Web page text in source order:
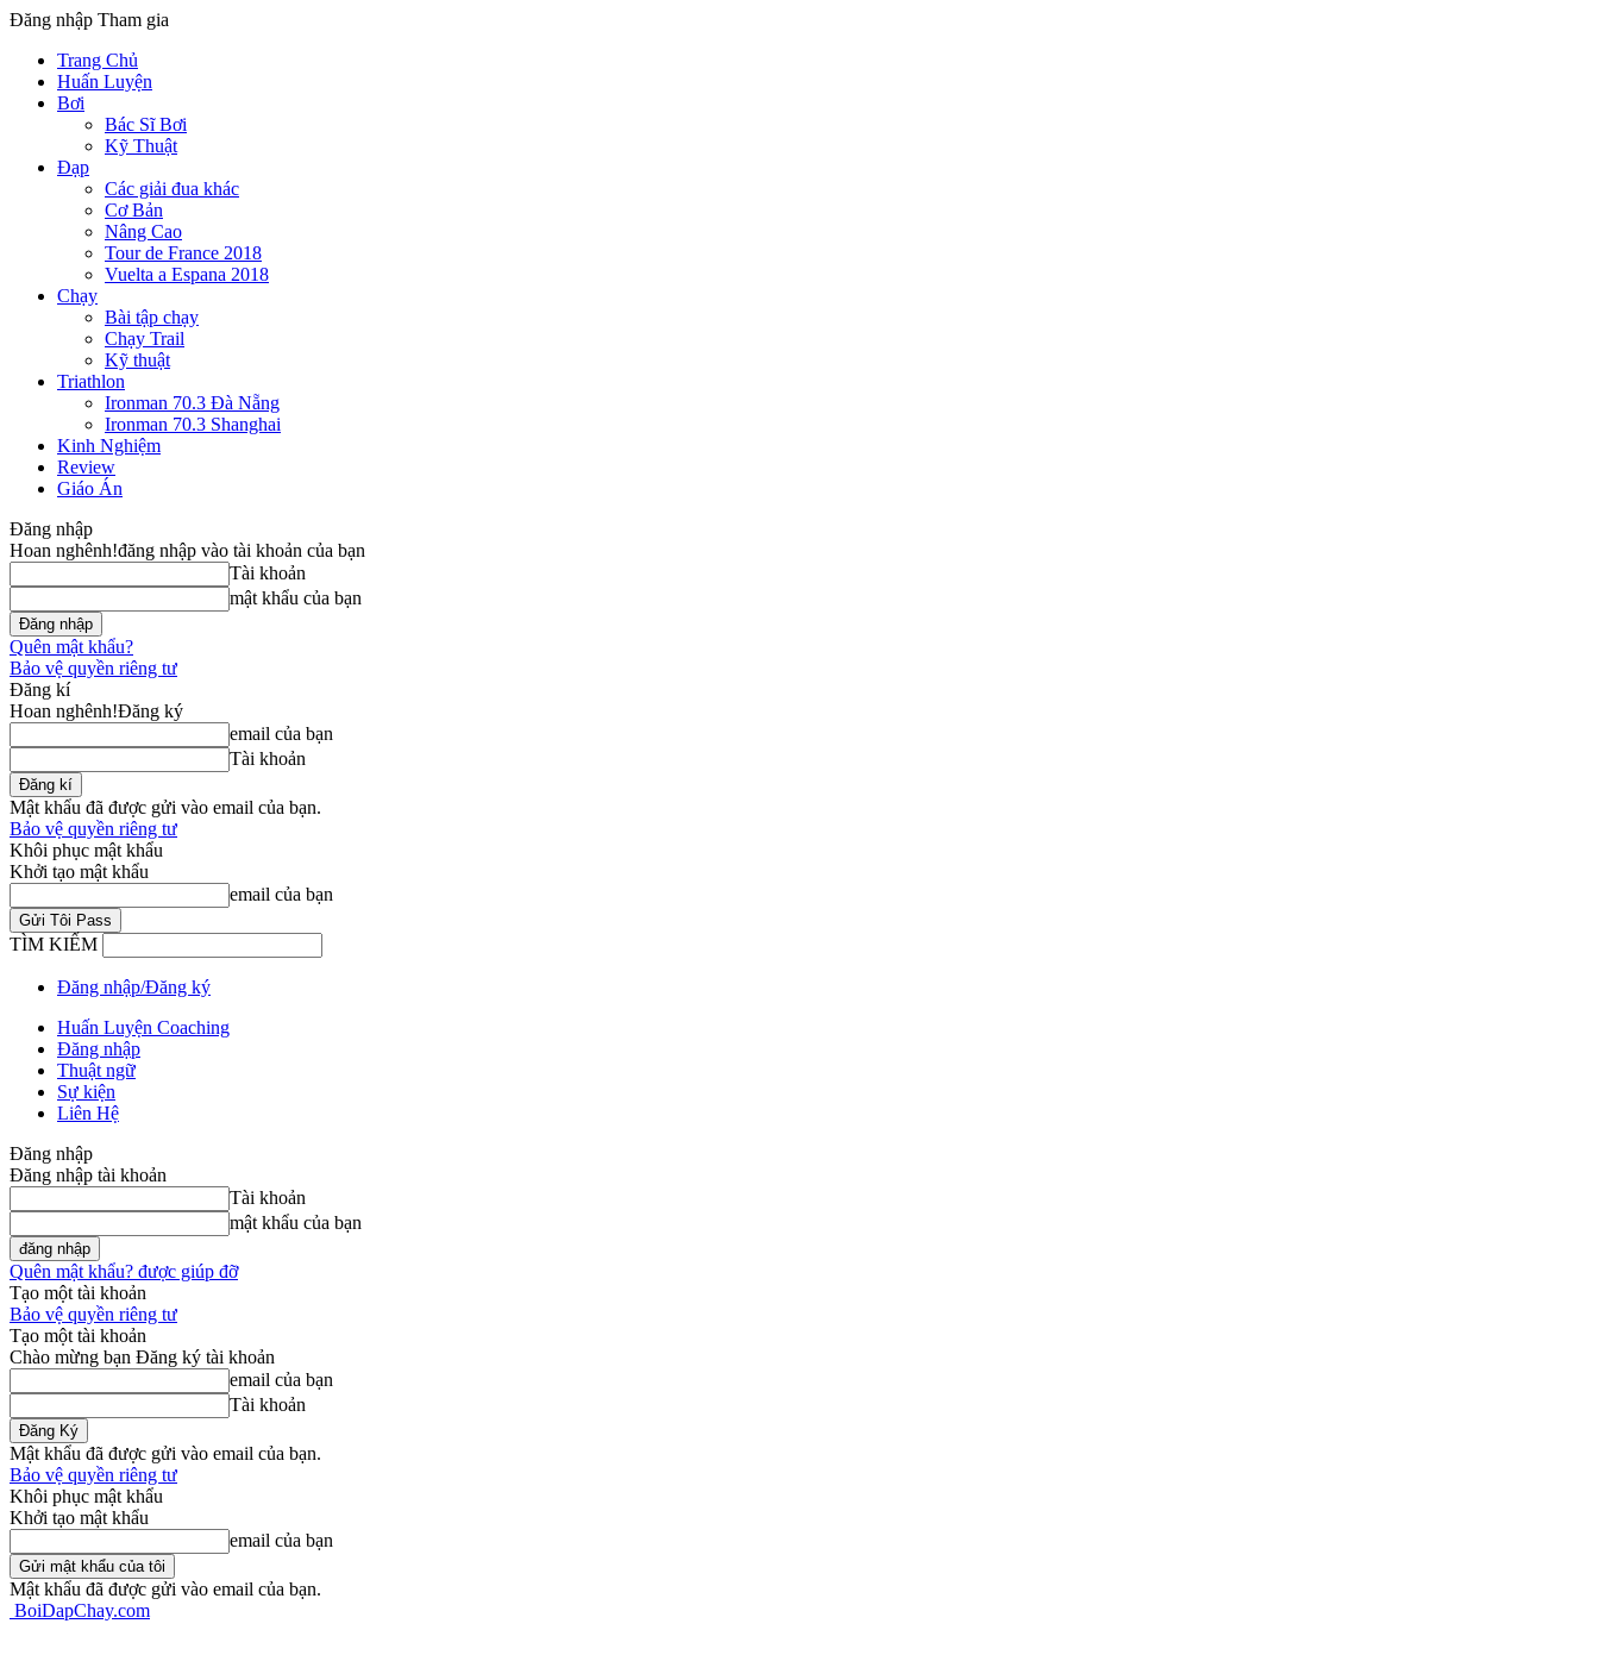
Đăng nhập Tham gia
Trang Chủ
Huấn Luyện
Bơi
Bác Sĩ Bơi
Kỹ Thuật
Đạp
Các giải đua khác
Cơ Bản
Nâng Cao
Tour de France 2018
Vuelta a Espana 2018
Chạy
Bài tập chạy
Chạy Trail
Kỹ thuật
Triathlon
Ironman 70.3 Đà Nẵng
Ironman 70.3 Shanghai
Kinh Nghiệm
Review
Giáo Án
Đăng nhập
Hoan nghênh!đăng nhập vào tài khoản của bạn
Tài khoản
mật khẩu của bạn
Quên mật khẩu?
Bảo vệ quyền riêng tư
Đăng kí
Hoan nghênh!Đăng ký
email của bạn
Tài khoản
Mật khẩu đã được gửi vào email của bạn.
Bảo vệ quyền riêng tư
Khôi phục mật khẩu
Khởi tạo mật khẩu
email của bạn
TÌM KIẾM
Đăng nhập/Đăng ký
Huấn Luyện Coaching
Đăng nhập
Thuật ngữ
Sự kiện
Liên Hệ
Đăng nhập
Đăng nhập tài khoản
Tài khoản
mật khẩu của bạn
Quên mật khẩu? được giúp đỡ
Tạo một tài khoản
Bảo vệ quyền riêng tư
Tạo một tài khoản
Chào mừng bạn Đăng ký tài khoản
email của bạn
Tài khoản
Mật khẩu đã được gửi vào email của bạn.
Bảo vệ quyền riêng tư
Khôi phục mật khẩu
Khởi tạo mật khẩu
email của bạn
Mật khẩu đã được gửi vào email của bạn.
BoiDapChay.com